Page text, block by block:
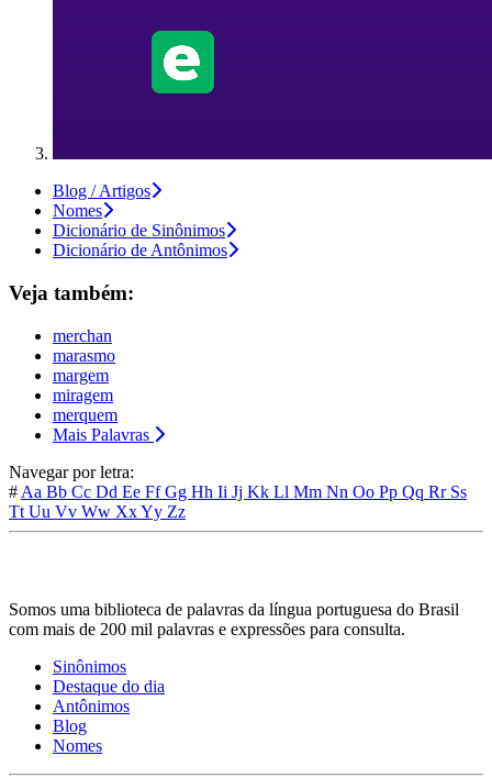
Blog / Artigos
Nomes
Dicionário de Sinônimos
Dicionário de Antônimos
Veja também:
merchan
marasmo
margem
miragem
merquem
Mais Palavras
Navegar por letra:
# Aa Bb Cc Dd Ee FfGg Hh Ii Jj Kk Ll Mm Nn Oo Pp Qq Rr Ss
Tt Uu Vv Ww XxYy Zz
Somos uma biblioteca de palavras da língua portuguesa do Brasil
com mais de 200 mil palavras e expressões para consulta.
Sinônimos
Destaque do dia
Antônimos
Blog
Nomes